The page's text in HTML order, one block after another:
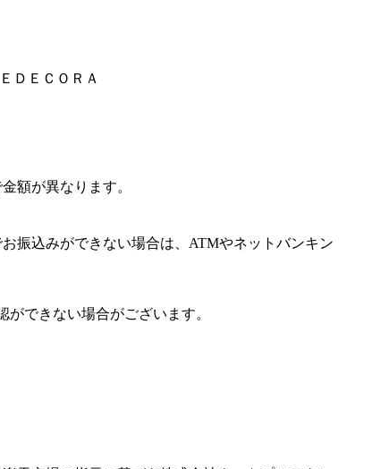
ＤＥＣＯＲＡ
額が異なります。
振込みができない場合は、ATMやネットバンキン
できない場合がございます。